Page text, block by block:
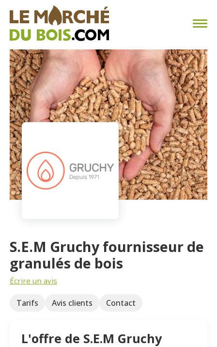
CHAUFFAGE AU BOIS
FAQ
CALCULER SA CONSOMMATION
TROUVER SON FOURNISSEUR
BLOG
ESPACE PRO
S.E.M Gruchy fournisseur de
granulés de bois
Écrire un avis
Tarifs Avis clients Contact
L'offre de S.E.M Gruchy